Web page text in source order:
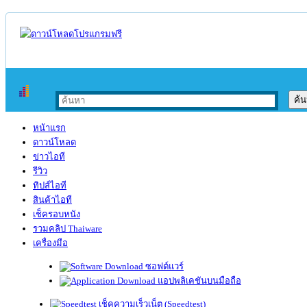
หน้าแรก
ดาวน์โหลด
ข่าวไอที
รีวิว
ทิปส์ไอที
สินค้าไอที
เช็ครอบหนัง
รวมคลิป Thaiware
เครื่องมือ
ซอฟต์แวร์
แอปพลิเคชันบนมือถือ
เช็คความเร็วเน็ต (Speedtest)